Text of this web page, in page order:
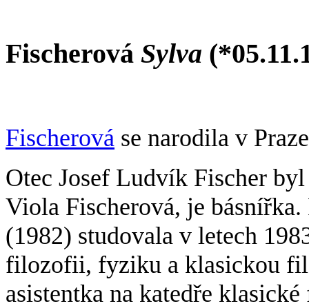
Fischerová Sylva
Fischerová se narodila v
Otec Josef Ludvík Fischer
Viola Fischerová, je
(1982) studovala v letech
filozofii, fyziku a klasickou
asistentka na katedře